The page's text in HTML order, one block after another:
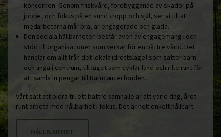
koncernen. Genom friskvård, förebyggande av skador på
jobbet och fokus på en sund kropp och själ, ser vi till att
medarbetarna mår bra, är engagerade och glada.
Den sociala hållbarheten består även av engagemang i och
stöd till organisationer som verkar för en bättre värld. Det
handlar om allt från det lokala idrottslaget som sätter barn
och unga i centrum, till laget som cyklar land och rike runt för
att samla in pengar till Barncancerfonden.
Vårt sätt att bidra till ett bättre samhälle är att varje dag, året
runt arbeta med hållbarhet i fokus. Det är helt enkelt hållbart.
HÅLLBARHET